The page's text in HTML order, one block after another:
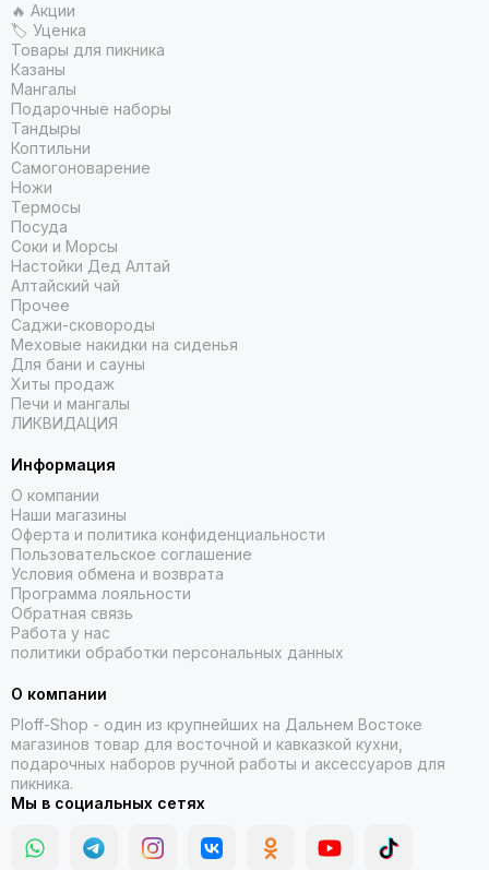
🔥 Акции
🏷 Уценка
Товары для пикника
Казаны
Мангалы
Подарочные наборы
Тандыры
Коптильни
Самогоноварение
Ножи
Термосы
Посуда
Соки и Морсы
Настойки Дед Алтай
Алтайский чай
Прочее
Саджи-сковороды
Меховые накидки на сиденья
Для бани и сауны
Хиты продаж
Печи и мангалы
ЛИКВИДАЦИЯ
Информация
О компании
Наши магазины
Оферта и политика конфиденциальности
Пользовательское соглашение
Условия обмена и возврата
Программа лояльности
Обратная связь
Работа у нас
политики обработки персональных данных
О компании
Ploff-Shop - один из крупнейших на Дальнем Востоке
магазинов товар для восточной и кавказкой кухни,
подарочных наборов ручной работы и аксессуаров для
пикника.
Мы в социальных сетях